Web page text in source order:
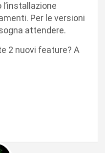
Per le versioni
attendere.
2 nuovi feature? A